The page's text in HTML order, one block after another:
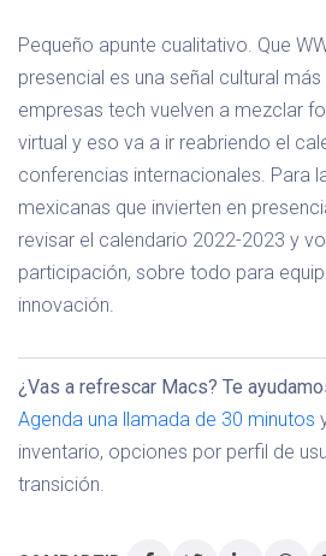
Pequeño apunte cualitativo. Que
presencial es una señal cultural
empresas tech vuelven a mezclar
virtual y eso va a ir reabriendo el
conferencias internacionales. Para
mexicanas que invierten en
revisar el calendario 2022-2023 y
participación, sobre todo para
innovación.
¿Vas a refrescar Macs? Te
Agenda una llamada de 30 minutos
inventario, opciones por perfil de
transición.